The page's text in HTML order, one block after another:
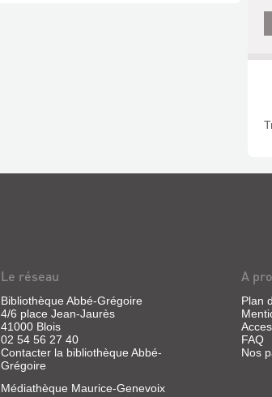
Le réseau
Bibliothèque Abbé-Grégoire
4/6 place Jean-Jaurès
41000 Blois
02 54 56 27 40
Contacter la bibliothèque Abbé-
Grégoire
Médiathèque Maurice-Genevoix
A
Plan
FAQ
Nos